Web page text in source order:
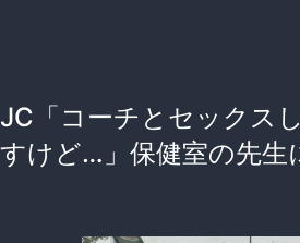
JC「コーチとセックス
すけど…」保健室の先生